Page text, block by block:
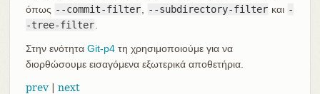
όπως --commit-filter --subdirectory-filter και -
-tree-filter
Στην ενότητα Git-p4τη χρησιμοποιούμε για να
διορθώσουμε εισαγόμενα εξωτερικά αποθετήρια.
prev| next